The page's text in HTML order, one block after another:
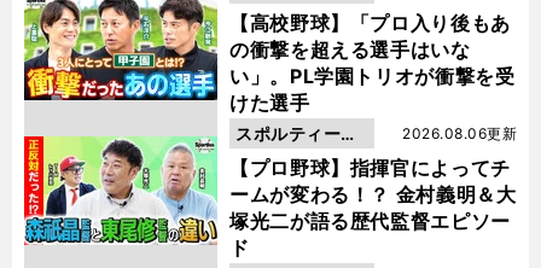
【高校野球】「プロ入り後もあ
の衝撃を超える選手はいな
い」。PL学園トリオが衝撃を受
けた選手
動画
【プロ野球】指揮官によってチ
ームが変わる！？ 金村義明＆大
塚光二が語る歴代監督エピソー
ド
2026.08.06更新
スポルティーバ
動画